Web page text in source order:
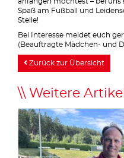
Spaß am Fußball und
Stelle!
Bei Interesse meldet euch
(Beauftragte Mädchen- und
Zurück zur Übersicht
Weitere Artikel